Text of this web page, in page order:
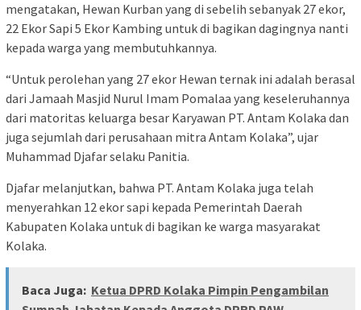
mengatakan, Hewan Kurban yang di sebelih sebanyak 27 ekor,
22 Ekor Sapi 5 Ekor Kambing untuk di bagikan dagingnya nanti
kepada warga yang membutuhkannya.
“Untuk perolehan yang 27 ekor Hewan ternak ini adalah berasal
dari Jamaah Masjid Nurul Imam Pomalaa yang keseleruhannya
dari matoritas keluarga besar Karyawan PT. Antam Kolaka dan
juga sejumlah dari perusahaan mitra Antam Kolaka”, ujar
Muhammad Djafar selaku Panitia.
Djafar melanjutkan, bahwa PT. Antam Kolaka juga telah
menyerahkan 12 ekor sapi kepada Pemerintah Daerah
Kabupaten Kolaka untuk di bagikan ke warga masyarakat
Kolaka.
Baca Juga: Ketua DPRD Kolaka Pimpin Pengambilan